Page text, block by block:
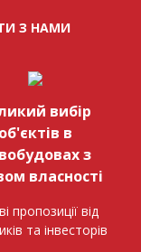
З НАМИ
вибір
об'єктів в
з
власності
пропозиції від
та інвесторів